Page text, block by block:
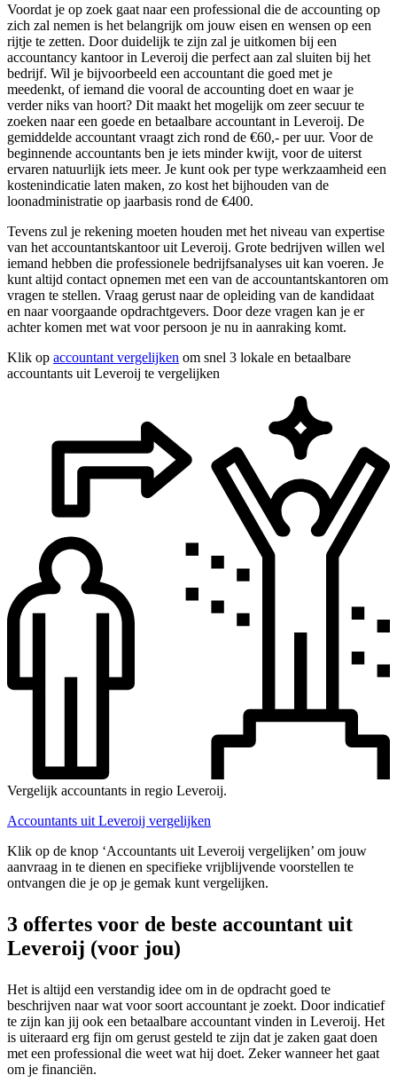
Voordat je op zoek gaat naar een professional die de accounting op
zich zal nemen is het belangrijk om jouw eisen en wensen op een
rijtje te zetten. Door duidelijk te zijn zal je uitkomen bij een
accountancy kantoor in Leveroij die perfect aan zal sluiten bij het
bedrijf. Wil je bijvoorbeeld een accountant die goed met je
meedenkt, of iemand die vooral de accounting doet en waar je
verder niks van hoort? Dit maakt het mogelijk om zeer secuur te
zoeken naar een goede en betaalbare accountant in Leveroij. De
gemiddelde accountant vraagt zich rond de €60,- per uur. Voor de
beginnende accountants ben je iets minder kwijt, voor de uiterst
ervaren natuurlijk iets meer. Je kunt ook per type werkzaamheid een
kostenindicatie laten maken, zo kost het bijhouden van de
loonadministratie op jaarbasis rond de €400.
Tevens zul je rekening moeten houden met het niveau van expertise
van het accountantskantoor uit Leveroij. Grote bedrijven willen wel
iemand hebben die professionele bedrijfsanalyses uit kan voeren. Je
kunt altijd contact opnemen met een van de accountantskantoren om
vragen te stellen. Vraag gerust naar de opleiding van de kandidaat
en naar voorgaande opdrachtgevers. Door deze vragen kan je er
achter komen met wat voor persoon je nu in aanraking komt.
Klik op accountant vergelijken om snel 3 lokale en betaalbare
accountants uit Leveroij te vergelijken
Vergelijk accountants in regio Leveroij.
Accountants uit Leveroij vergelijken
Klik op de knop ‘Accountants uit Leveroij vergelijken’ om jouw
aanvraag in te dienen en specifieke vrijblijvende voorstellen te
ontvangen die je op je gemak kunt vergelijken.
3 offertes voor de beste accountant uit
Leveroij (voor jou)
Het is altijd een verstandig idee om in de opdracht goed te
beschrijven naar wat voor soort accountant je zoekt. Door indicatief
te zijn kan jij ook een betaalbare accountant vinden in Leveroij. Het
is uiteraard erg fijn om gerust gesteld te zijn dat je zaken gaat doen
met een professional die weet wat hij doet. Zeker wanneer het gaat
om je financiën.